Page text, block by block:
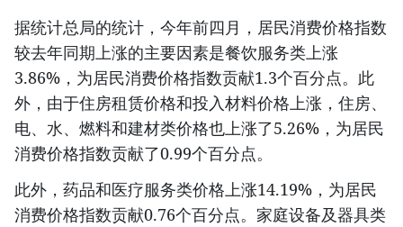
据统计总局的统计，今年前四月，居民消费价格指数
较去年同期上涨的主要因素是餐饮服务类上涨
3.86%，为居民消费价格指数贡献1.3个百分点。此
外，由于住房租赁价格和投入材料价格上涨，住房、
电、水、燃料和建材类价格也上涨了5.26%，为居民
消费价格指数贡献了0.99个百分点。
此外，药品和医疗服务类价格上涨14.19%，为居民
消费价格指数贡献0.76个百分点。家庭设备及器具类